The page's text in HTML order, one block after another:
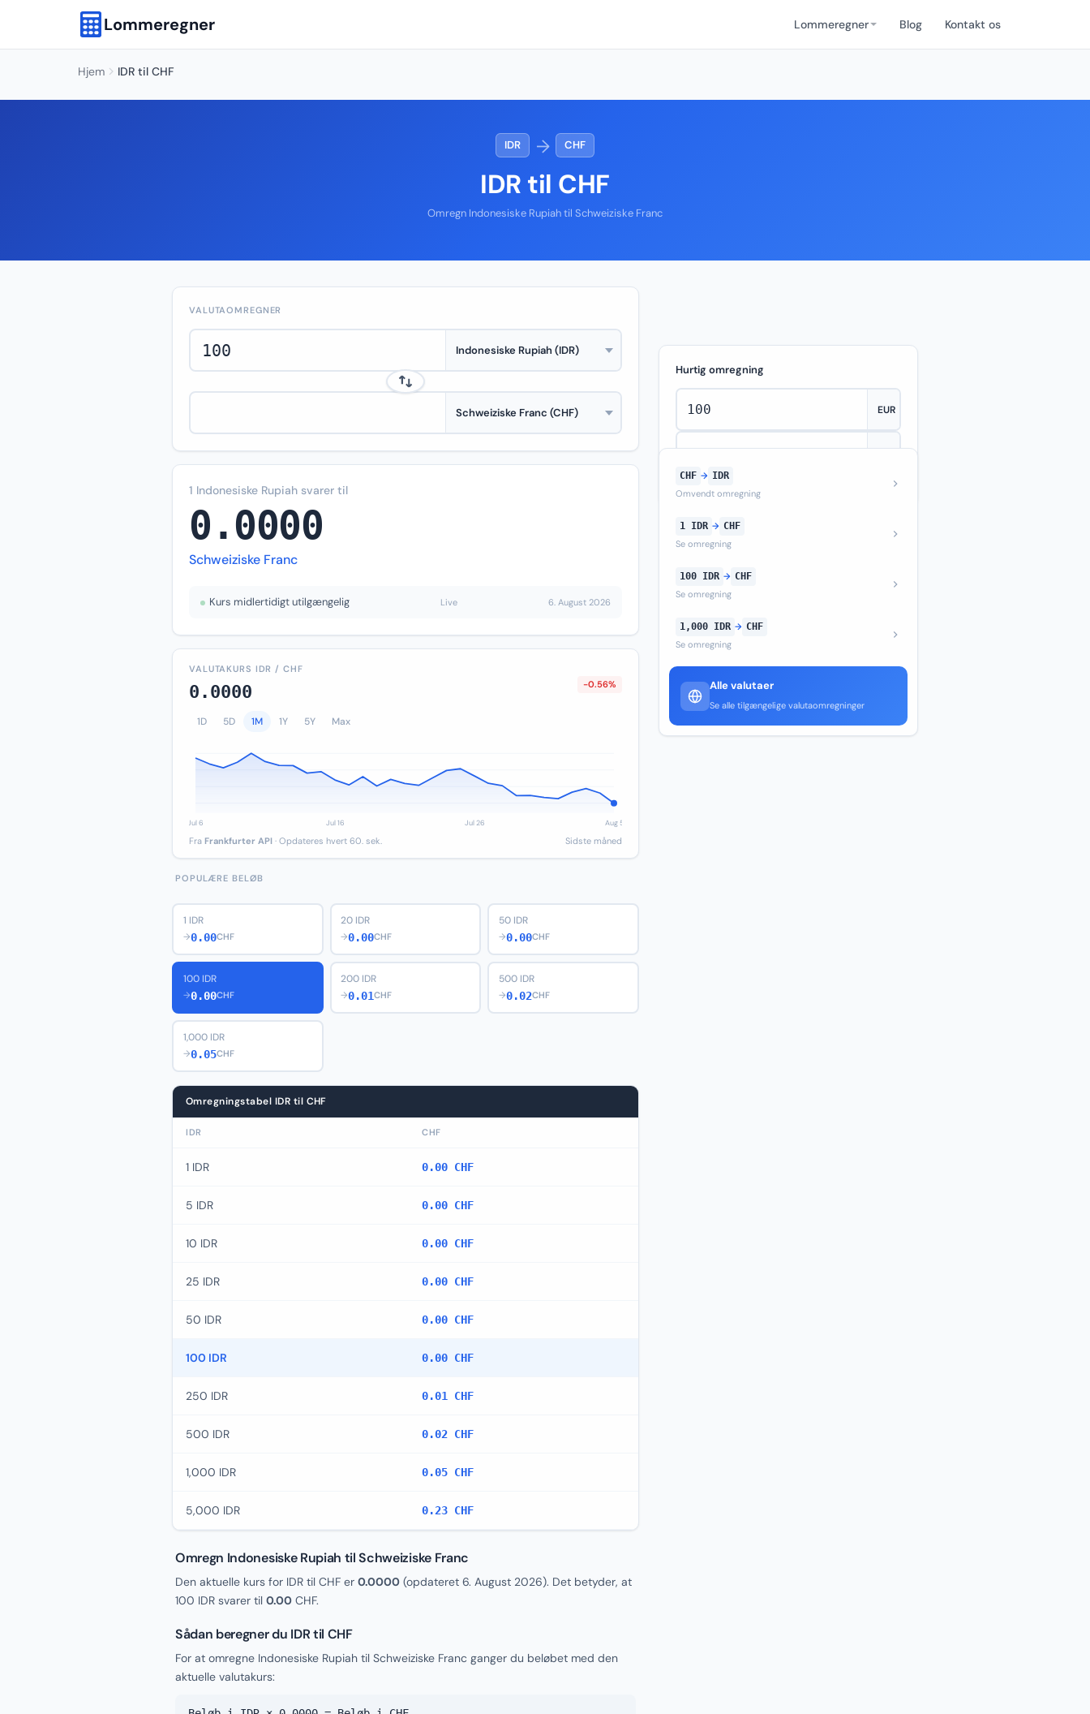
Lommeregner Lommeregner Blog Kontakt os
Hjem IDR til CHF
IDR → CHF
IDR til CHF
Omregn Indonesiske Rupiah til Schweiziske Franc
VALUTAOMREGNER
1 Indonesiske Rupiah svarer til
0.0000
Schweiziske Franc
Kurs midlertidigt utilgængelig Live 6. August 2026
VALUTAKURS IDR / CHF
0.0000 -0.56%
1D 5D 1M 1Y 5Y Max
Fra Frankfurter API · Opdateres hvert 60. sek. Sidste måned
POPULÆRE BELØB
1 IDR
→0.00CHF
20 IDR
→0.00CHF
50 IDR
→0.00CHF
100 IDR
→0.00CHF
200 IDR
→0.01CHF
500 IDR
→0.02CHF
1,000 IDR
→0.05CHF
Omregningstabel IDR til CHF
IDR CHF
1 IDR 0.00 CHF
5 IDR 0.00 CHF
10 IDR 0.00 CHF
25 IDR 0.00 CHF
50 IDR 0.00 CHF
100 IDR 0.00 CHF
250 IDR 0.01 CHF
500 IDR 0.02 CHF
1,000 IDR 0.05 CHF
5,000 IDR 0.23 CHF
Omregn Indonesiske Rupiah til Schweiziske Franc
Den aktuelle kurs for IDR til CHF er 0.0000 (opdateret 6. August 2026). Det betyder, at
100 IDR svarer til 0.00 CHF.
Sådan beregner du IDR til CHF
For at omregne Indonesiske Rupiah til Schweiziske Franc ganger du beløbet med den
aktuelle valutakurs:
Hurtig omregning
CHF → IDR
Omvendt omregning
1 IDR → CHF
Se omregning
100 IDR → CHF
Se omregning
1,000 IDR → CHF
Se omregning
Alle valutaer
Se alle tilgængelige valutaomregninger